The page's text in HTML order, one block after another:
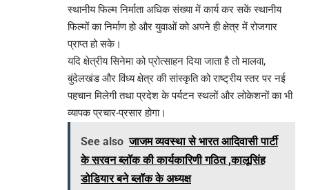
स्थानीय फिल्म निर्माता अधिक संख्या में कार्य कर सकें स्थानीय
फिल्मों का निर्माण हो और युवाओं को अपने ही क्षेत्र में रोजगार
प्राप्त हो सके।
यदि क्षेत्रीय सिनेमा को प्रोत्साहन दिया जाता है तो मालवा,
बुंदेलखंड और विंध्य क्षेत्र की सांस्कृति को राष्ट्रीय स्तर पर नई
पहचान मिलेगी तथा प्रदेश के पर्यटन स्थलों और लोकेशनों का भी
व्यापक प्रचार-प्रसार होगा।
See also जाजम व्यवस्था से भारत आदिवासी पार्टी
के सरवन ब्लॉक की कार्यकारिणी गठित ,कालूसिंह
डोडियार बने ब्लॉक के अध्यक्ष